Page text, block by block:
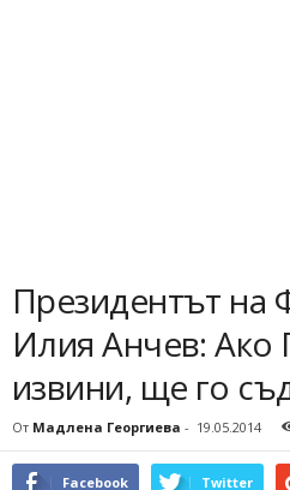
Президентът на
Илия Анчев: Ако
извини, ще го
От Мадлена Георгиева - 19.05.2014
Facebook Twitter